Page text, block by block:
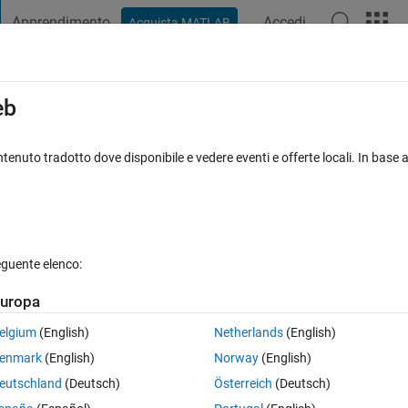
Apprendimento Acquista MATLAB Accedi
color bar can't be adjusted automatically, because the plot is a bit
my own automatic upper and lower limit to the color bar. These
tradotto dove disponibile e vedere eventi e offerte locali. In
elenco:
(English)
(English)
(Deutsch)
Netherlands(English)
Norway(English)
Österreich (Deutsch)